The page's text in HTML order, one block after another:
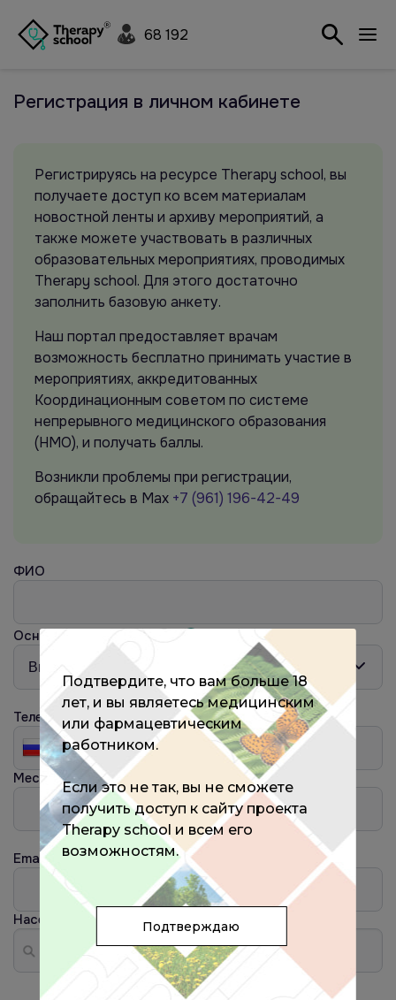
68 192
Регистрация в личном кабинете
ФИО
Основная специальность
Телефон
Место работы ?
Email
Населённый пункт ?
Регистрируясь на ресурсе Therapy school, вы
получаете доступ ко всем материалам
новостной ленты и архиву мероприятий, а
также можете участвовать в различных
образовательных мероприятиях, проводимых
Therapy school. Для этого достаточно
заполнить базовую анкету.
Наш портал предоставляет врачам
возможность бесплатно принимать участие в
мероприятиях, аккредитованных
Координационным советом по системе
непрерывного медицинского образования
(НМО), и получать баллы.
Возникли проблемы при регистрации,
обращайтесь в Max +7 (961) 196-42-49
Подтвердите, что вам больше 18
лет, и вы являетесь медицинским
или фармацевтическим
работником.
Если это не так, вы не сможете
получить доступ к сайту проекта
Therapy school и всем его
возможностям.
Подтверждаю